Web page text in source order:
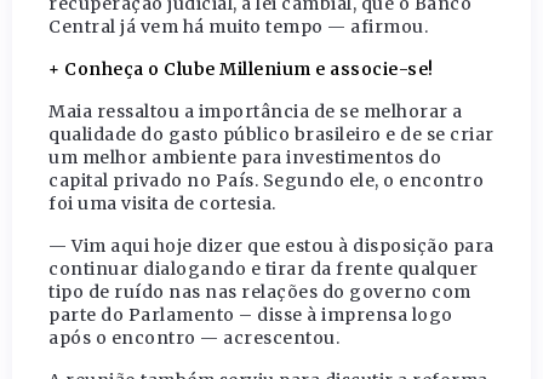
Central já vem há muito tempo — afirmou.
+ Conheça o Clube Millenium e associe-se!
Maia ressaltou a importância de se melhorar a
qualidade do gasto público brasileiro e de se criar
um melhor ambiente para investimentos do
capital privado no País. Segundo ele, o encontro
foi uma visita de cortesia.
— Vim aqui hoje dizer que estou à disposição para
continuar dialogando e tirar da frente qualquer
tipo de ruído nas nas relações do governo com
parte do Parlamento – disse à imprensa logo
após o encontro — acrescentou.